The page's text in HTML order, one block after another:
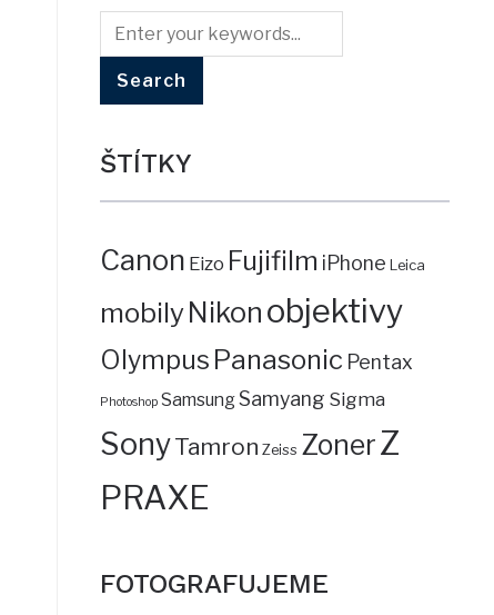
ŠTÍTKY
Canon Eizo Fujifilm iPhone Leica
mobilyNikon objektivy
Olympus Panasonic Pentax
Photoshop SamsungSamyang Sigma
SonyTamron Zeiss ZonerZ
PRAXE
FOTOGRAFUJEME